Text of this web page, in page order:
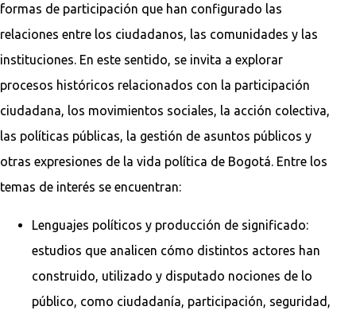
formas de participación que han configurado las
relaciones entre los ciudadanos, las comunidades y las
instituciones. En este sentido, se invita a explorar
procesos históricos relacionados con la participación
ciudadana, los movimientos sociales, la acción colectiva,
las políticas públicas, la gestión de asuntos públicos y
otras expresiones de la vida política de Bogotá. Entre los
temas de interés se encuentran:
Lenguajes políticos y producción de significado:
estudios que analicen cómo distintos actores han
construido, utilizado y disputado nociones de lo
público, como ciudadanía, participación, seguridad,